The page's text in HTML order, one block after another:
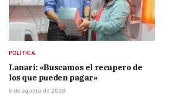
POLÍTICA
Lanari: «Buscamos el recupero de
los que pueden pagar»
5 de agosto de 2026